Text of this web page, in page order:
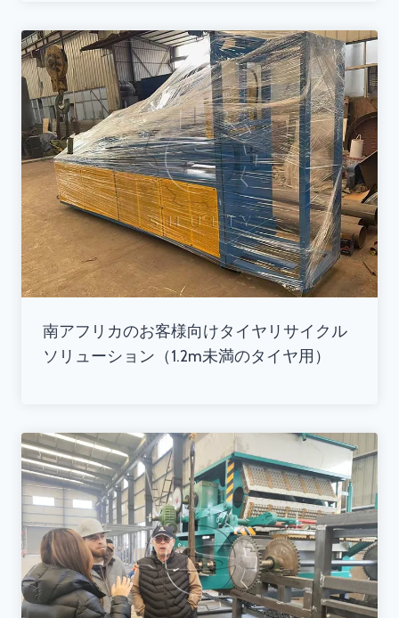
南アフリカのお客様向けタイヤリサイクル
ソリューション（1.2m未満のタイヤ用）